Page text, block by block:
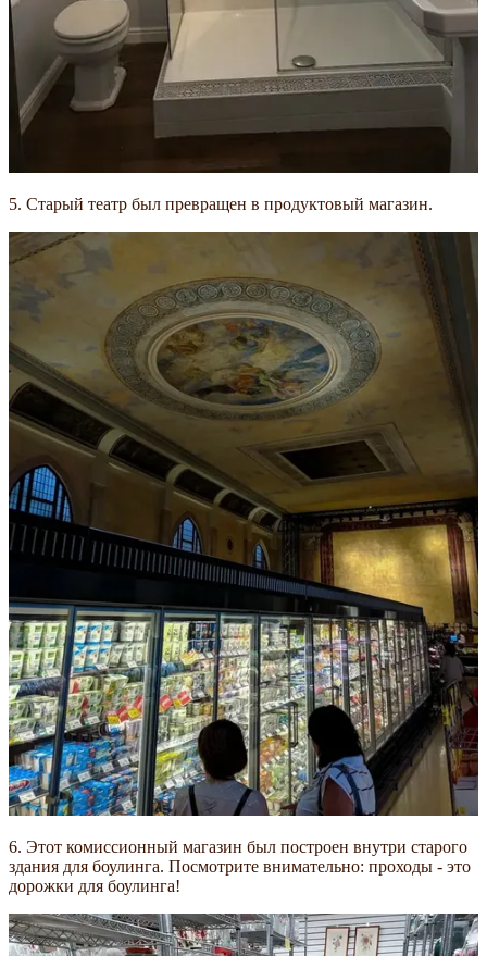
5. Старый театр был превращен в продуктовый магазин.
6. Этот комиссионный магазин был построен внутри старого
здания для боулинга. Посмотрите внимательно: проходы - это
дорожки для боулинга!